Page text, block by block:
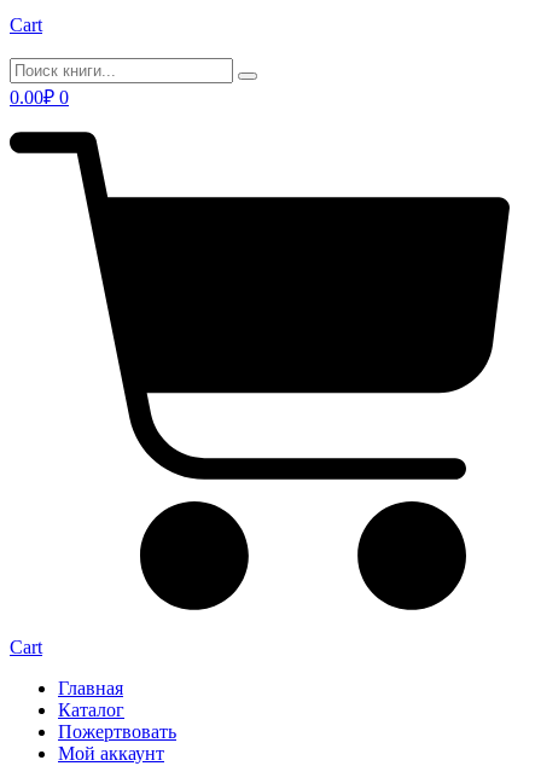
Cart
0.00₽ 0
Cart
Главная
Каталог
Пожертвовать
Мой аккаунт